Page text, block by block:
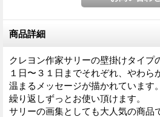
商品詳細
クレヨン作家サリーの壁掛けタイプ
１日〜３１日までそれぞれ、やわら
温まるメッセージが描かれています。
繰り返しずっとお使い頂けます。
サリーの画集としても大人気の商品